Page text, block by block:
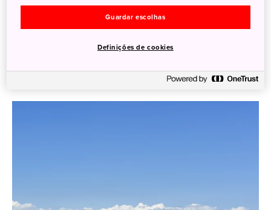
Rota ilustrativa de Tóquio a Hakodate Imagem: Aoki Media
Guardar escolhas
Definições de cookies